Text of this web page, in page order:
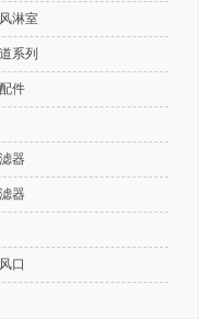
淋室
系列
件
器
器
口